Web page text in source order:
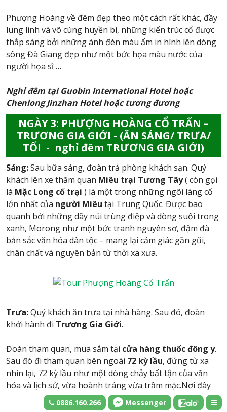
Phượng Hoàng về đêm đẹp theo một cách rất khác, đầy
lung linh và vô cùng huyền bí, những kiến trúc cổ được
thắp sáng bởi những ánh đèn màu ấm in hình lên dòng
sông Đà Giang đẹp như một bức họa màu nước của
người họa sĩ …
Nghỉ đêm tại Guobin International Hotel hoặc
Chenlong Jinzhan Hotel hoặc tương đương
NGÀY 3: PHƯỢNG HOÀNG CỔ TRẤN –
TRƯƠNG GIA GIỚI - (ĂN SÁNG/ TRƯA/
TỐI - nghỉ đêm TRƯƠNG GIA GIỚI)
Sáng:Sau bữa sáng, đoàn trả phòng khách sạn. Quý
khách lên xe thăm quan Miêu trại Tương Tây( còn gọi
là Mặc Long cổ trại ) là một trong những ngôi làng cổ
lớn nhất của người Miêu tại Trung Quốc. Được bao
quanh bởi những dãy núi trùng điệp và dòng suối trong
xanh, Morong như một bức tranh nguyên sơ, đậm đà
bản sắc văn hóa dân tộc – mang lại cảm giác gần gũi,
chân chất và nguyên bản từ thời xa xưa.
Trưa:Quý khách ăn trưa tại nhà hàng. Sau đó, đoàn
khởi hành đi Trương Gia Giới.
Đoàn tham quan, mua sắm tại cửa hàng thuốc đông y.
Sau đó đi tham quan bên ngoài 72 kỳ lầu, đứng từ xa
nhìn lại, 72 kỳ lầu như một dòng chảy bất tận của văn
hóa và lịch sử, vừa hoành tráng vừa trầm mặc.Nơi đây
không chỉ thách thức bàn tay tài hoa của con người, mà
còn là minh chứng cho sự giao hòa tuyệt vời giữa thiên
0886.160.266 Messenger